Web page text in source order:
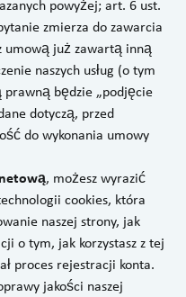
powyżej; art. 6 ust.
zmierza do zawarcia
umową już zawartą inną
naszych usług (o tym
będzie „podjęcie
dotyczą, przed
do wykonania umowy
, możesz wyrazić
cookies, która
naszej strony, jak
o tym, jak korzystasz z tej
proces rejestracji konta.
jakości naszej